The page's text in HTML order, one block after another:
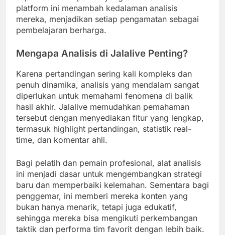
platform ini menambah kedalaman analisis
mereka, menjadikan setiap pengamatan sebagai
pembelajaran berharga.
Mengapa Analisis di Jalalive Penting?
Karena pertandingan sering kali kompleks dan
penuh dinamika, analisis yang mendalam sangat
diperlukan untuk memahami fenomena di balik
hasil akhir. Jalalive memudahkan pemahaman
tersebut dengan menyediakan fitur yang lengkap,
termasuk highlight pertandingan, statistik real-
time, dan komentar ahli.
Bagi pelatih dan pemain profesional, alat analisis
ini menjadi dasar untuk mengembangkan strategi
baru dan memperbaiki kelemahan. Sementara bagi
penggemar, ini memberi mereka konten yang
bukan hanya menarik, tetapi juga edukatif,
sehingga mereka bisa mengikuti perkembangan
taktik dan performa tim favorit dengan lebih baik.